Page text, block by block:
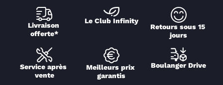
Livraison
offerte*
Le Club Infinity
Retours sous 15
jours
Service après
vente
Meilleurs prix
garantis
Boulanger Drive